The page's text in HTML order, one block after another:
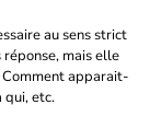
au sens strict
mais elle
Comment apparait-
qui, etc.